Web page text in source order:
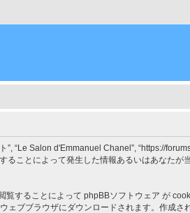
“Le Salon d'Emmanuel Chanel”, “https://
ることによって発生した情報あるいはあなた
することによって phpBBソフトウェア が
ブブラウザにダウンロードされます。作成さ